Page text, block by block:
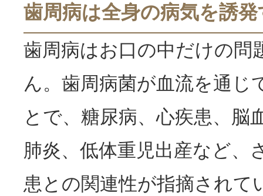
歯周病は全身の病気を誘
歯周病はお口の中だけの問
ん。歯周病菌が血流を通じ
とで、糖尿病、心疾患、脳
肺炎、低体重児出産など、
患との関連性が指摘されて